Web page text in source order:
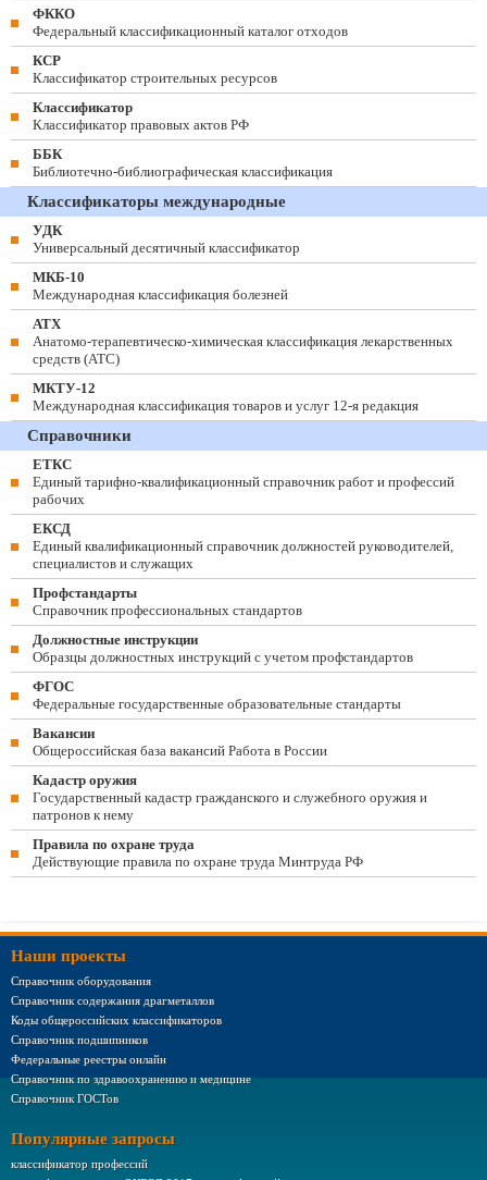
ФККО
Федеральный классификационный каталог отходов
КСР
Классификатор строительных ресурсов
Классификатор
Классификатор правовых актов РФ
ББК
Библиотечно-библиографическая классификация
Классификаторы международные
УДК
Универсальный десятичный классификатор
МКБ-10
Международная классификация болезней
АТХ
Анатомо-терапевтическо-химическая классификация лекарственных
средств (ATC)
МКТУ-12
Международная классификация товаров и услуг 12-я редакция
Справочники
ЕТКС
Единый тарифно-квалификационный справочник работ и профессий
рабочих
ЕКСД
Единый квалификационный справочник должностей руководителей,
специалистов и служащих
Профстандарты
Справочник профессиональных стандартов
Должностные инструкции
Образцы должностных инструкций с учетом профстандартов
ФГОС
Федеральные государственные образовательные стандарты
Вакансии
Общероссийская база вакансий Работа в России
Кадастр оружия
Государственный кадастр гражданского и служебного оружия и
патронов к нему
Правила по охране труда
Действующие правила по охране труда Минтруда РФ
Наши проекты
Справочник оборудования
Справочник содержания драгметаллов
Коды общероссийских классификаторов
Справочник подшипников
Федеральные реестры онлайн
Справочник по здравоохранению и медицине
Справочник ГОСТов
Популярные запросы
классификатор профессий